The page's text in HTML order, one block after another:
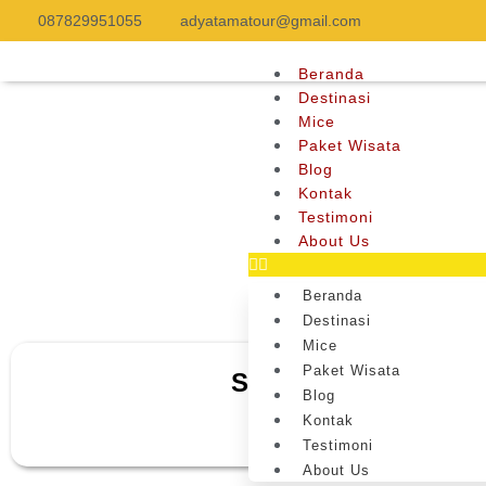
087829951055 adyatamatour@gmail.com
Beranda
Destinasi
Mice
Paket Wisata
Blog
Kontak
Testimoni
About Us
Beranda
Destinasi
Mice
Paket Wisata
Blog
Kontak
Testimoni
About Us
Sejarah Wat Arun: